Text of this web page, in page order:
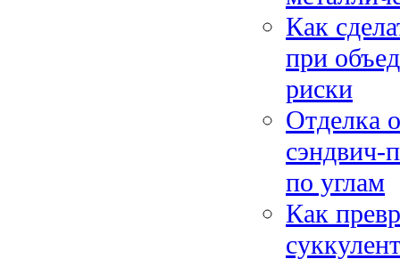
Как
при
риски
Отделка
сэндвич-
по углам
Как